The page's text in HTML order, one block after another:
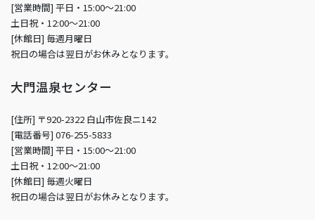
[営業時間] 平日・15:00～21:00
土日祝・12:00～21:00
[休館日] 毎週月曜日
祝日の場合は翌日がお休みとなります。
大門温泉センター
[住所] 〒920-2322 白山市佐良ニ142
[電話番号] 076-255-5833
[営業時間] 平日・15:00～21:00
土日祝・12:00～21:00
[休館日] 毎週火曜日
祝日の場合は翌日がお休みとなります。